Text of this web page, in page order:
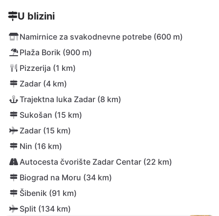
U blizini
Namirnice za svakodnevne potrebe (600 m)
Plaža Borik (900 m)
Pizzerija (1 km)
Zadar (4 km)
Trajektna luka Zadar (8 km)
Sukošan (15 km)
Zadar (15 km)
Nin (16 km)
Autocesta čvorište Zadar Centar (22 km)
Biograd na Moru (34 km)
Šibenik (91 km)
Split (134 km)